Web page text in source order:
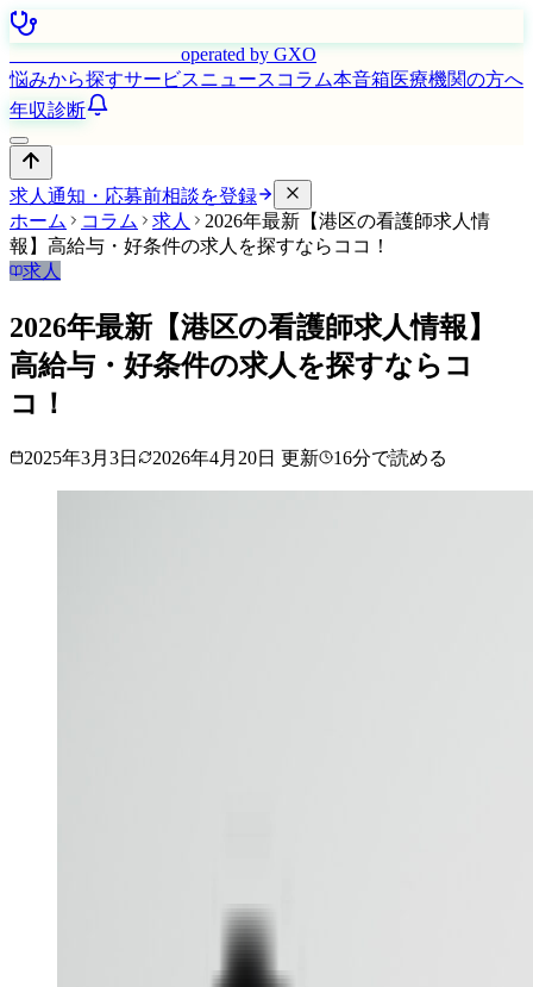
operated by GXO
悩みから探すサービスニュース コラム本音箱医療機関の方へ
年収診断
求人通知・応募前相談を登録
ホーム
コラム 求人
2026年最新【港区の看護師求人情
報】高給与・好条件の求人を探すならココ！
求人
2026年最新【港区の看護師求人情報】
高給与・好条件の求人を探すならコ
コ！
2025年3月3日 2026年4月20日 更新 16分で読める